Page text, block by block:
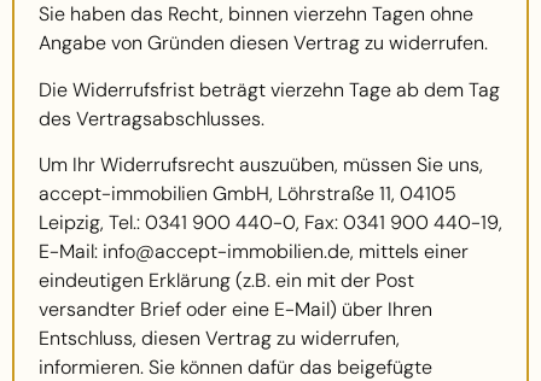
Sie haben das Recht, binnen vierzehn Tagen ohne
Angabe von Gründen diesen Vertrag zu widerrufen.
Die Widerrufsfrist beträgt vierzehn Tage ab dem Tag
des Vertragsabschlusses.
Um Ihr Widerrufsrecht auszuüben, müssen Sie uns,
accept-immobilien GmbH, Löhrstraße 11, 04105
Leipzig, Tel.: 0341 900 440-0, Fax: 0341 900 440-19,
E-Mail: info@accept-immobilien.de, mittels einer
eindeutigen Erklärung (z.B. ein mit der Post
versandter Brief oder eine E-Mail) über Ihren
Entschluss, diesen Vertrag zu widerrufen,
informieren. Sie können dafür das beigefügte